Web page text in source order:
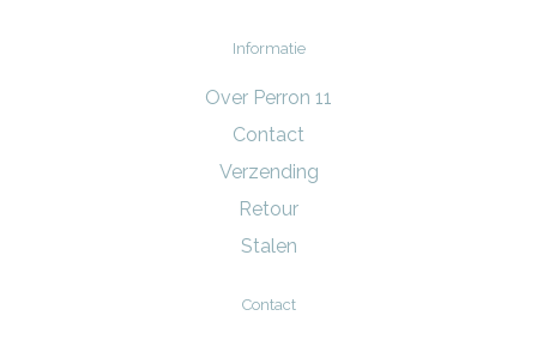
Informatie
Over Perron 11
Contact
Verzending
Retour
Stalen
Contact